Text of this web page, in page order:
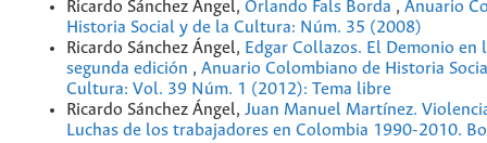
Ricardo Sánchez Ángel, Orlando Fals Borda , Anuario
Historia Social y de la Cultura: Núm. 35 (2008)
Ricardo Sánchez Ángel, Edgar Collazos. El Demonio en
segunda edición , Anuario Colombiano de Historia
Cultura: Vol. 39 Núm. 1 (2012): Tema libre
Ricardo Sánchez Ángel, Juan Manuel Martínez.
Luchas de los trabajadores en Colombia 1990-2010.